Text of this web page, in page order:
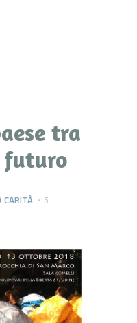
tra
futuro
CARITÀ
5